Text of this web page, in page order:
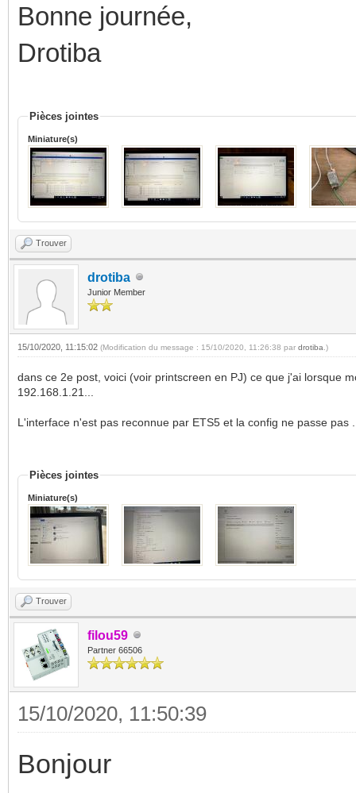
Bonne journée,
Drotiba
Pièces jointes
Miniature(s)
Trouver
drotiba
Junior Member
15/10/2020, 11:15:02 (Modification du message : 15/10/2020, 11:26:38 par drotiba .)
dans ce 2e post, voici (voir printscreen en PJ) ce que j'ai lorsque
192.168.1.21...
L'interface n'est pas reconnue par ETS5 et la config ne passe pas
Pièces jointes
Miniature(s)
Trouver
filou59
Partner 66506
15/10/2020, 11:50:39
Bonjour